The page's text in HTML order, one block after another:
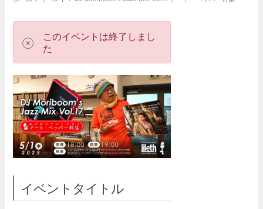
このイベントは終了しまし
た
イベントタイトル